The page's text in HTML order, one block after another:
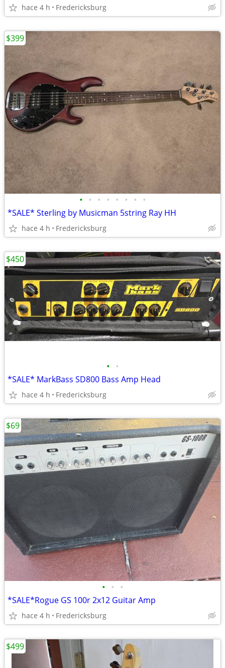
hace 4 h Fredericksburg
• • • • • • • •
*SALE* Sterling by Musicman 5string Ray HH
hace 4 h Fredericksburg
$399
• •
*SALE* MarkBass SD800 Bass Amp Head
hace 4 h Fredericksburg
$450
• • •
*SALE*Rogue GS 100r 2x12 Guitar Amp
hace 4 h Fredericksburg
$69
$499